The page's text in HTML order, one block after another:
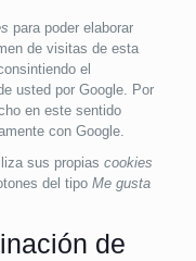
para poder elaborar
de visitas de esta
el
usted por Google. Por
en este sentido
con Google.
sus propias cookies
del tipo Me gusta
de